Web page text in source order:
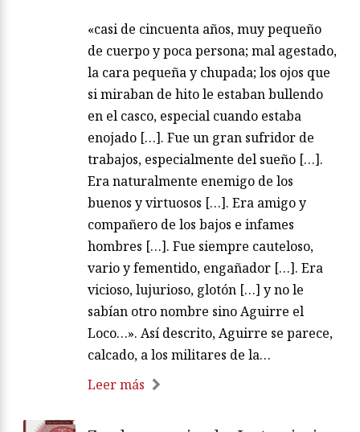
«casi de cincuenta años, muy pequeño
de cuerpo y poca persona; mal agestado,
la cara pequeña y chupada; los ojos que
si miraban de hito le estaban bullendo
en el casco, especial cuando estaba
enojado […]. Fue un gran sufridor de
trabajos, especialmente del sueño […].
Era naturalmente enemigo de los
buenos y virtuosos […]. Era amigo y
compañero de los bajos e infames
hombres […]. Fue siempre cauteloso,
vario y fementido, engañador […]. Era
vicioso, lujurioso, glotón […] y no le
sabían otro nombre sino Aguirre el
Loco…». Así descrito, Aguirre se parece,
calcado, a los militares de la…
Leer más